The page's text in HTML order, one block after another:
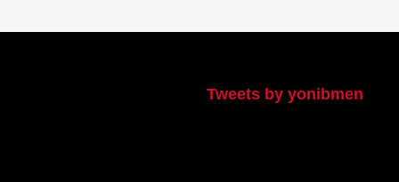
Tweets by yonibmen